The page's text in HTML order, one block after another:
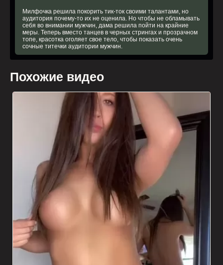
Милфочка решила покорить тик-ток своими талантами, но
аудитория почему-то их не оценила. Но чтобы не обламывать
себя во внимании мужчин, дама решила пойти на крайние
меры. Теперь вместо танцев в черных стрингах и прозрачном
топе, красотка оголяет свое тело, чтобы показать очень
сочные титечки аудитории мужчин.
Похожие видео